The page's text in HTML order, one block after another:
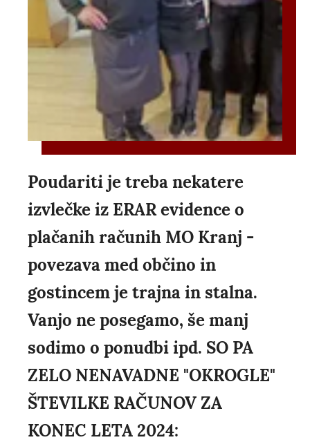
Poudariti je treba nekatere
izvlečke iz ERAR evidence o
plačanih računih MO Kranj -
povezava med občino in
gostincem je trajna in stalna.
Vanjo ne posegamo, še manj
sodimo o ponudbi ipd. SO PA
ZELO NENAVADNE "OKROGLE"
ŠTEVILKE RAČUNOV ZA
KONEC LETA 2024: